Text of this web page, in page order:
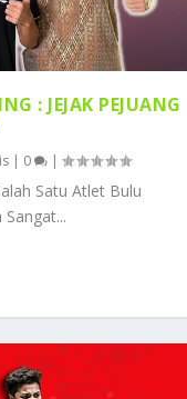
: JEJAK PEJUANG
| 0 |
Satu Atlet Bulu